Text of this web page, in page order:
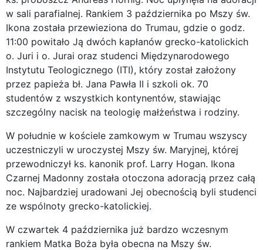
w sali parafialnej. Rankiem 3 października po Mszy św.
Ikona została przewieziona do Trumau, gdzie o godz.
11:00 powitało Ją dwóch kapłanów grecko-katolickich
o. Juri i o. Jurai oraz studenci Międzynarodowego
Instytutu Teologicznego (ITI), który został założony
przez papieża bł. Jana Pawła II i szkoli ok. 70
studentów z wszystkich kontynentów, stawiając
szczególny nacisk na teologię małżeństwa i rodziny.
W południe w kościele zamkowym w Trumau wszyscy
uczestniczyli w uroczystej Mszy św. Maryjnej, której
przewodniczył ks. kanonik prof. Larry Hogan. Ikona
Czarnej Madonny została otoczona adoracją przez całą
noc. Najbardziej uradowani Jej obecnością byli studenci
ze wspólnoty grecko-katolickiej.
W czwartek 4 października już bardzo wczesnym
rankiem Matka Boża była obecna na Mszy św.